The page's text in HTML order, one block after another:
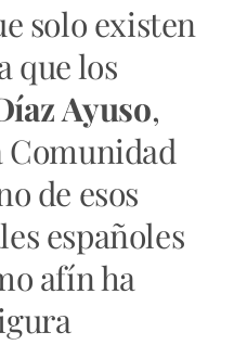
solo existen
que los
Ayuso,
Comunidad
de esos
españoles
afín ha